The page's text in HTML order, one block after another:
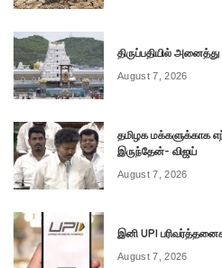
திருப்பதியில் அனைத்து
August 7, 2026
தமிழக மக்களுக்காக
இருந்தேன்- விஜய்
August 7, 2026
இனி UPI
August 7, 2026